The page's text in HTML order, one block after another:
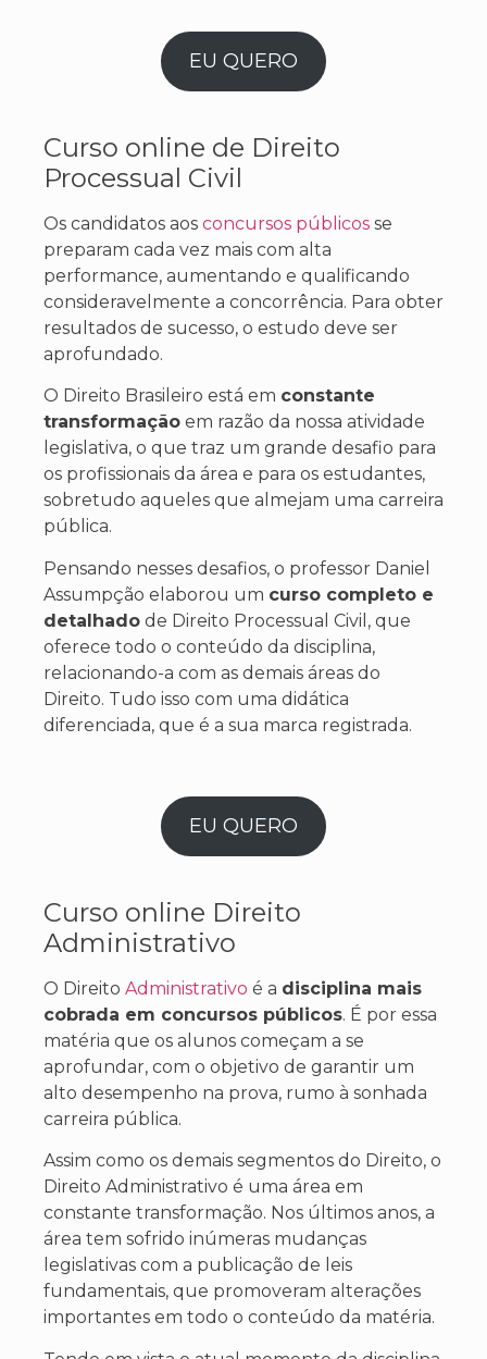
EU QUERO
Curso online de Direito
Processual Civil
Os candidatos aos concursos públicos se
preparam cada vez mais com alta
performance, aumentando e qualificando
consideravelmente a concorrência. Para obter
resultados de sucesso, o estudo deve ser
aprofundado.
O Direito Brasileiro está em constante
transformação em razão da nossa atividade
legislativa, o que traz um grande desafio para
os profissionais da área e para os estudantes,
sobretudo aqueles que almejam uma carreira
pública.
Pensando nesses desafios, o professor Daniel
Assumpção elaborou um curso completo e
detalhado de Direito Processual Civil, que
oferece todo o conteúdo da disciplina,
relacionando-a com as demais áreas do
Direito. Tudo isso com uma didática
diferenciada, que é a sua marca registrada.
EU QUERO
Curso online Direito
Administrativo
O Direito Administrativo é a disciplina mais
cobrada em concursos públicos. É por essa
matéria que os alunos começam a se
aprofundar, com o objetivo de garantir um
alto desempenho na prova, rumo à sonhada
carreira pública.
Assim como os demais segmentos do Direito, o
Direito Administrativo é uma área em
constante transformação. Nos últimos anos, a
área tem sofrido inúmeras mudanças
legislativas com a publicação de leis
fundamentais, que promoveram alterações
importantes em todo o conteúdo da matéria.